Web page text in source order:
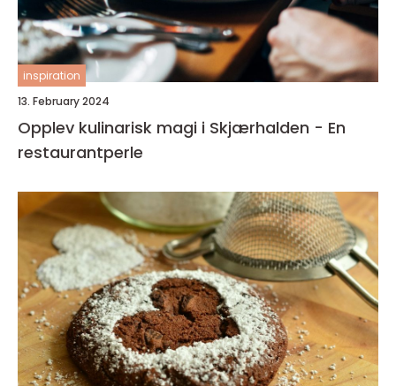
inspiration
13. February 2024
Opplev kulinarisk magi i Skjærhalden - En
restaurantperle